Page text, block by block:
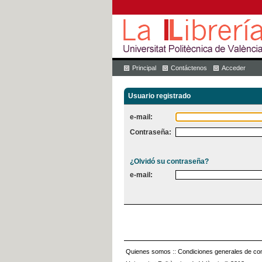
Principal Contáctenos Acceder
Usuario registrado
e-mail:
Contraseña:
¿Olvidó su contraseña?
e-mail:
Quienes somos :: Condiciones generales de